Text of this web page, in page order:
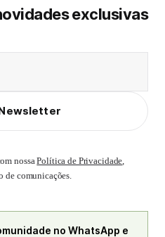
exclusivas
nossaPolítica de Privacidade,
de comunicações.
no WhatsApp e